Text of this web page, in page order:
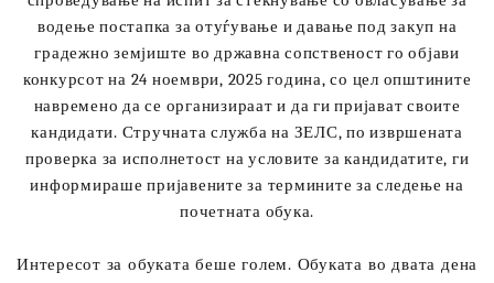
водење постапка за отуѓување и давање под закуп на
градежно земјиште во државна сопственост го објави
конкурсот на 24 ноември, 2025 година, со цел општините
навремено да се организираат и да ги пријават своите
кандидати. Стручната служба на ЗЕЛС, по извршената
проверка за исполнетост на условите за кандидатите, ги
информираше пријавените за термините за следење на
почетната обука.
Интересот за обуката беше голем. Обуката во двата дена